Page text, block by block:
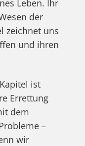
Leben. Ihr
der
zeichnet uns
und ihren
ist
Errettung
dem
–
wir